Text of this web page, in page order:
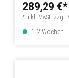
289,29 €*
* inkl. MwSt. zzgl.
1-2 Wochen